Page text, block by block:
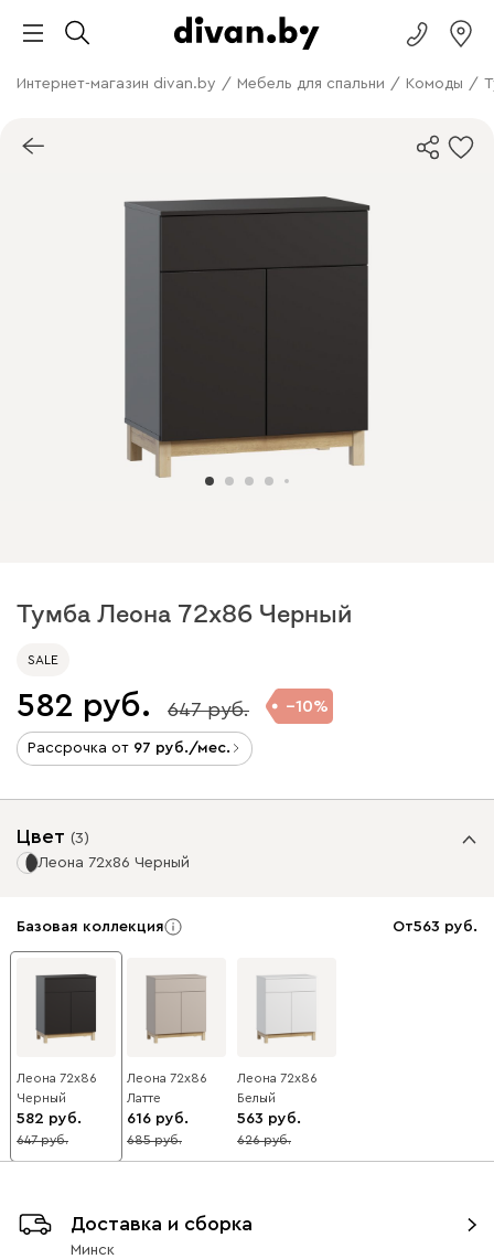
Интернет-магазин divan.by / Мебель для спальни / Комоды /
Тумба Леона 72x86 Черный
SALE
582 647 10
Рассрочка от 97 /мес.
Цвет (3)
Леона 72x86 Черный
Базовая коллекция От563
Леона 72x86
Черный
582
10
647
Леона 72x86
Латте
616
10
685
Леона 72x86
Белый
563
10
626
Доставка и сборка
Минск